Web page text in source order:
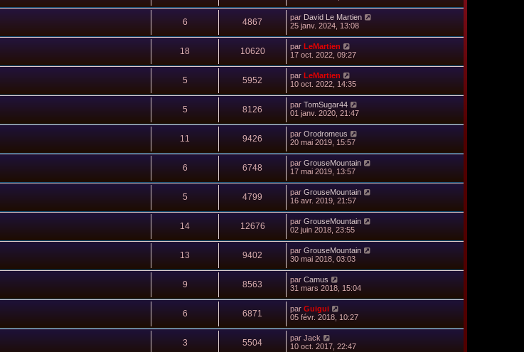
6 4867 par David Le Martien
25 janv. 2024, 13:08
18 10620 par LeMartien
17 oct. 2022, 09:27
5 5952 par LeMartien
10 oct. 2022, 14:35
5 8126 par TomSugar44
01 janv. 2020, 21:47
11 9426 par Orodromeus
20 mai 2019, 15:57
6 6748 par GrouseMountain
17 mai 2019, 13:57
5 4799 par GrouseMountain
16 avr. 2019, 21:57
14 12676 par GrouseMountain
02 juin 2018, 23:55
13 9402 par GrouseMountain
30 mai 2018, 03:03
9 8563 par Camus
31 mars 2018, 15:04
6 6871 par Guigui
05 févr. 2018, 10:27
3 5504 par Jack
10 oct. 2017, 22:47